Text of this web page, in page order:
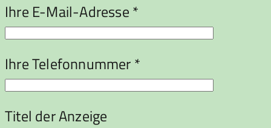
Ihre E-Mail-Adresse *
Ihre Telefonnummer *
Titel der Anzeige